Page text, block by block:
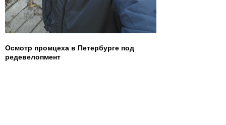
Осмотр промцеха в Петербурге под
редевелопмент